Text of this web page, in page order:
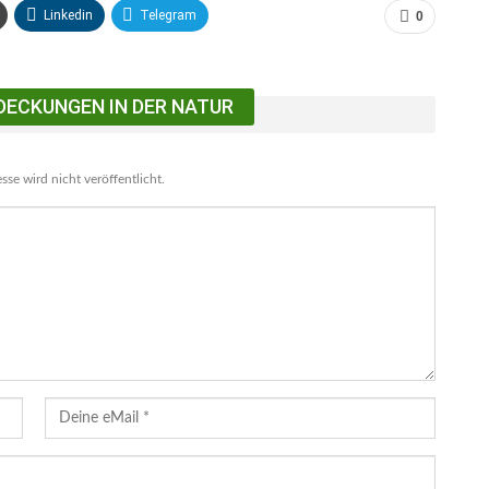
0
Linkedin Telegram
IN DER NATUR
wird nicht veröffentlicht.